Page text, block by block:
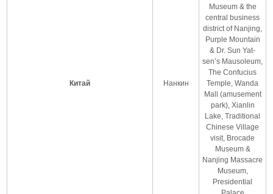
Китай Нанкин
Museum & the
central business
district of Nanjing,
Purple Mountain
& Dr. Sun Yat-
sen’s Mausoleum,
The Confucius
Temple, Wanda
Mall (amusement
park), Xianlin
Lake, Traditional
Chinese Village
visit, Brocade
Museum &
Nanjing Massacre
Museum,
Presidential